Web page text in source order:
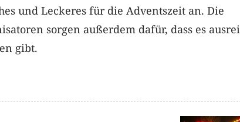
und Leckeres für die Adventszeit an. Die
sorgen außerdem dafür, dass es
gibt.